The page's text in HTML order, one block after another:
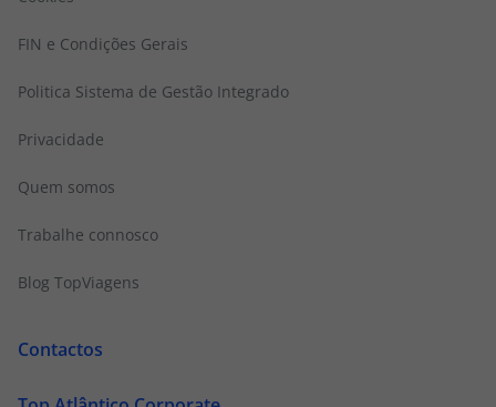
FIN e Condições Gerais
Politica Sistema de Gestão Integrado
Privacidade
Quem somos
Trabalhe connosco
Blog TopViagens
Contactos